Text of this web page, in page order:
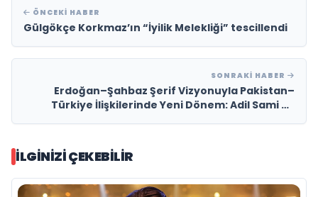
ÖNCEKI HABER
Gülgökçe Korkmaz’ın “İyilik Melekliği” tescillendi
SONRAKI HABER
Erdoğan–Şahbaz Şerif Vizyonuyla Pakistan–
Türkiye İlişkilerinde Yeni Dönem: Adil Sami ve
İLGINIZI ÇEKEBILIR